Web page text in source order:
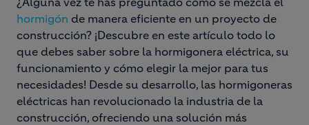
hormigón de manera eficiente en un proyecto de
construcción? ¡Descubre en este artículo todo lo
que debes saber sobre la hormigonera eléctrica, su
funcionamiento y cómo elegir la mejor para tus
necesidades! Desde su desarrollo, las hormigoneras
eléctricas han revolucionado la industria de la
construcción, ofreciendo una solución más